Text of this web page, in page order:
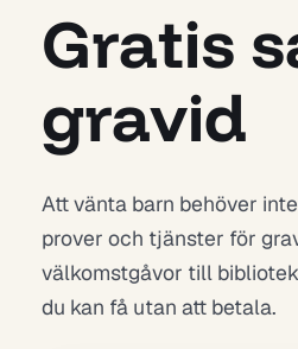
Gratis
gravid
Att vänta barn behöver
prover och tjänster för
välkomstgåvor till
du kan få utan att betala.